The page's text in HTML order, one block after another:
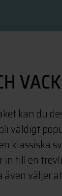
kan du
väldigt
klassiska
in till en
väljer